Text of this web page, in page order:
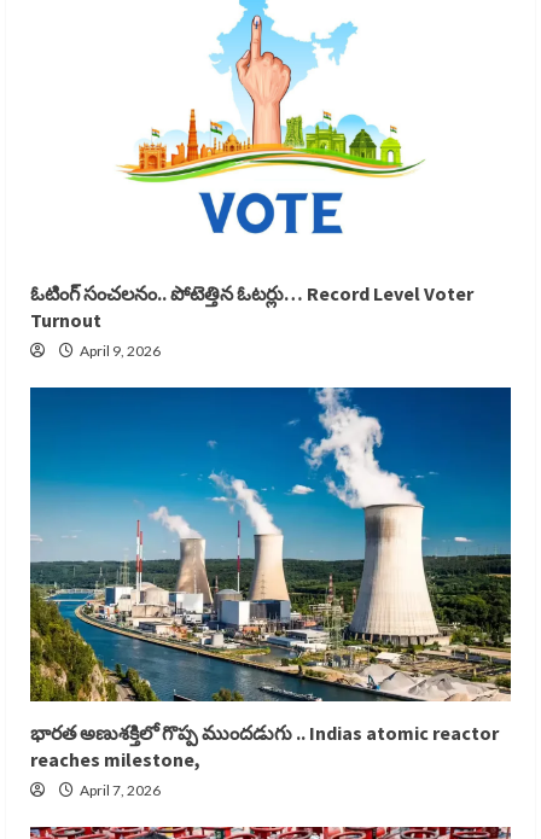
ఓటింగ్ సంచలనం.. పోటెత్తిన ఓటర్లు… Record Level Voter
Turnout
April 9, 2026
భారత అణుశక్తిలో గొప్ప ముందడుగు .. Indias atomic reactor
reaches milestone,
April 7, 2026